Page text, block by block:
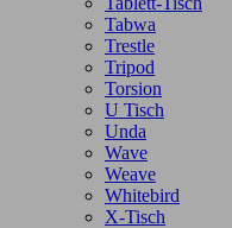
Tabwa
Trestle
Tripod
Torsion
U Tisch
Unda
Wave
Weave
Whitebird
X-Tisch